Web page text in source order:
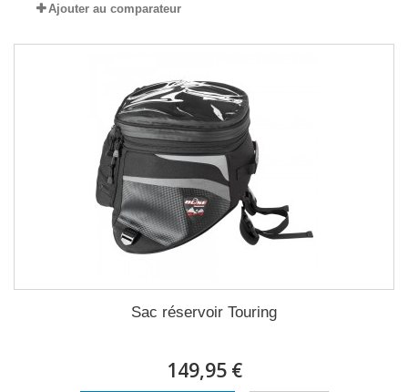
Ajouter au comparateur
Sac réservoir Touring
149,95 €